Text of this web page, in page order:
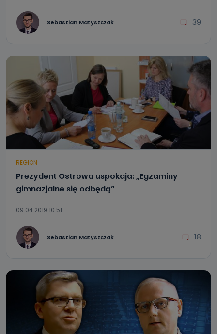
Sebastian Matyszczak 39
REGION
Prezydent Ostrowa uspokaja: „Egzaminy
gimnazjalne się odbędą”
09.04.2019 10:51
Sebastian Matyszczak 18